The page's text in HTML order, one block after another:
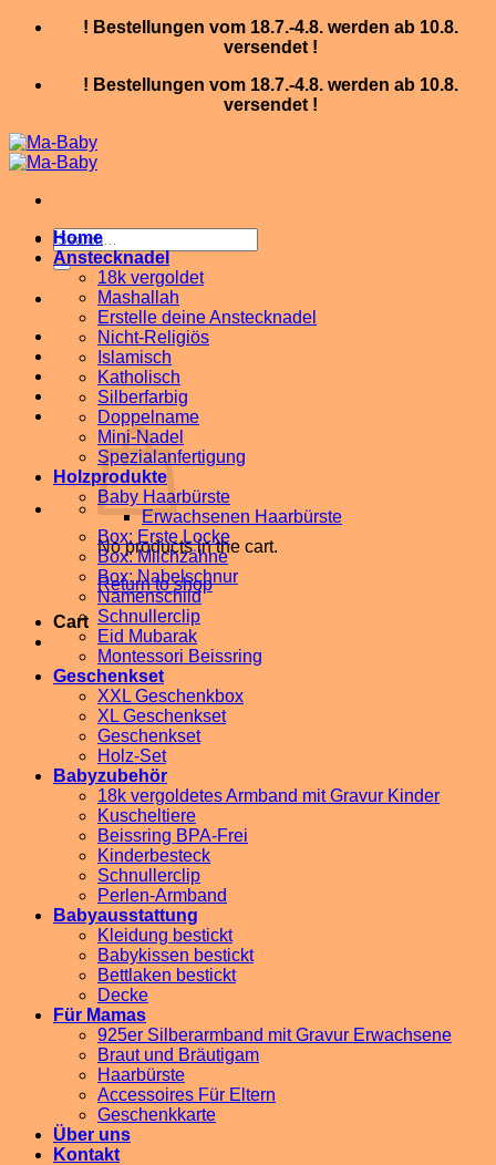
Skip
! Bestellungen vom 18.7.-4.8. werden ab 10.8.
versendet !
! Bestellungen vom 18.7.-4.8. werden ab 10.8.
versendet !
Search
for:
No products in the cart.
Return to shop
Cart
Home
Anstecknadel
18k vergoldet
Mashallah
Erstelle deine Anstecknadel
Nicht-Religiös
Islamisch
Katholisch
Silberfarbig
Doppelname
Mini-Nadel
Spezialanfertigung
Holzprodukte
Baby Haarbürste
Erwachsenen Haarbürste
Box: Erste Locke
Box: Milchzähne
Box: Nabelschnur
Namenschild
Schnullerclip
Eid Mubarak
Montessori Beissring
Geschenkset
XXL Geschenkbox
XL Geschenkset
Geschenkset
Holz-Set
Babyzubehör
18k vergoldetes Armband mit Gravur Kinder
Kuscheltiere
Beissring BPA-Frei
Kinderbesteck
Schnullerclip
Perlen-Armband
Babyausstattung
Kleidung bestickt
Babykissen bestickt
Bettlaken bestickt
Decke
Für Mamas
925er Silberarmband mit Gravur Erwachsene
Braut und Bräutigam
Haarbürste
Accessoires Für Eltern
Geschenkkarte
Über uns
Kontakt